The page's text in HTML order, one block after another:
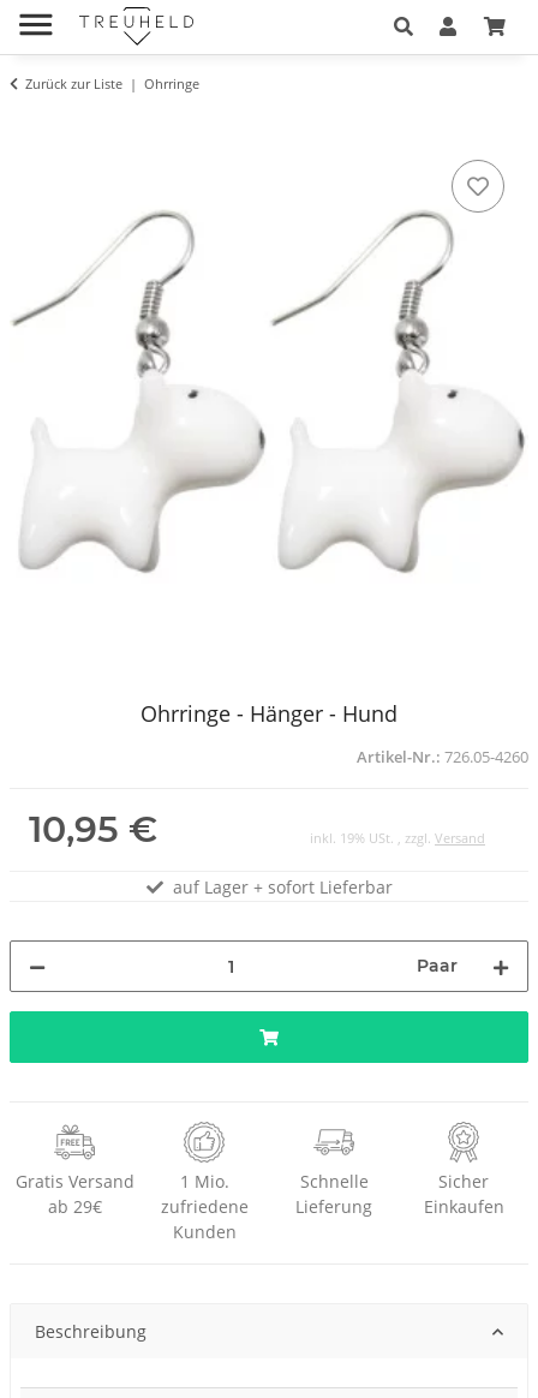
Zurück zur Liste Ohrringe
Ohrringe - Hänger - Hund
Artikel-Nr.: 726.05-4260
10,95 € inkl. 19% USt. , zzgl. Versand
auf Lager + sofort Lieferbar
Paar
Gratis Versand
ab 29€
1 Mio.
zufriedene
Kunden
Schnelle
Lieferung
Sicher
Einkaufen
Beschreibung